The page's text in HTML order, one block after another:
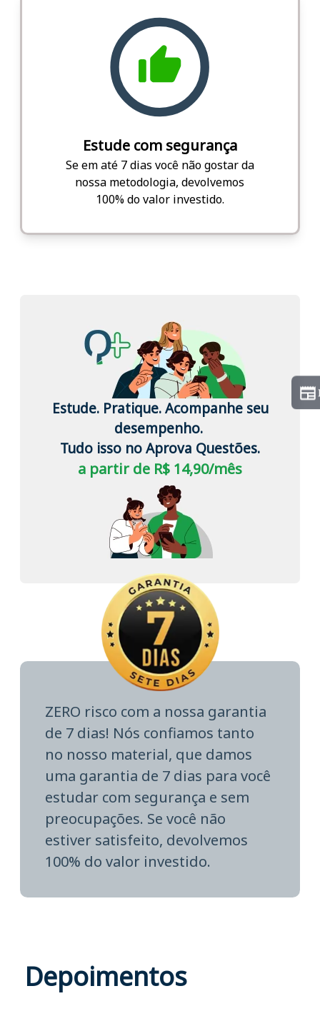
Estude com segurança
Se em até 7 dias você não gostar da
nossa metodologia, devolvemos
100% do valor investido.
Estude. Pratique. Acompanhe seu
desempenho.
Tudo isso no Aprova Questões.
a partir de R$ 14,90/mês
ZERO risco com a nossa garantia
de 7 dias! Nós confiamos tanto
no nosso material, que damos
uma garantia de 7 dias para você
estudar com segurança e sem
preocupações. Se você não
estiver satisfeito, devolvemos
100% do valor investido.
Depoimentos